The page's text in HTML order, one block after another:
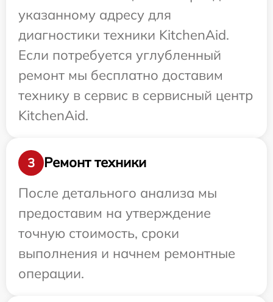
указанному адресу для
диагностики техники KitchenAid.
Если потребуется углубленный
ремонт мы бесплатно доставим
технику в сервис в сервисный центр
KitchenAid.
3
Ремонт техники
После детального анализа мы
предоставим на утверждение
точную стоимость, сроки
выполнения и начнем ремонтные
операции.